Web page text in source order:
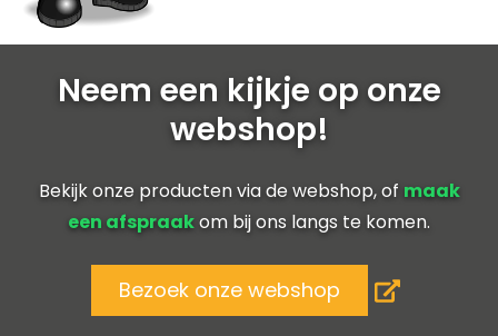
Neem een kijkje op onze
webshop!
Bekijk onze producten via de webshop, of maak
een afspraakom bij ons langs te komen.
Bezoek onze webshop